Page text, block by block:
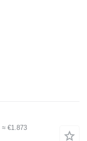
≈ €1.873